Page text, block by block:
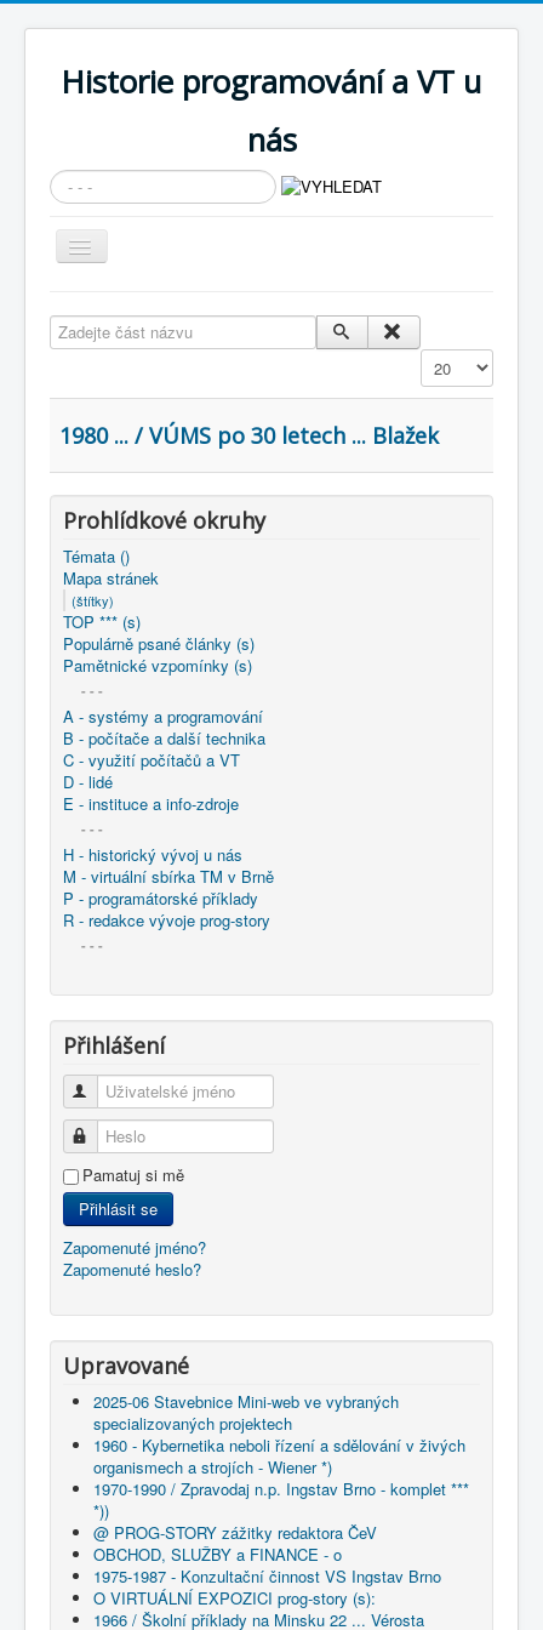
Historie programování a VT u
nás
Vyhledávání...
Přepnout
navigaci
Cíle expozice
Současnost SW a IT
KNIHOVNA
Historické počítače
COBOL
O nás
Úvod Mapa stránek
Zadejte část názvu
Zobrazit
1980 ... / VÚMS po 30 letech ... Blažek
Prohlídkové okruhy
Témata ()
Mapa stránek
(štítky)
TOP *** (s)
Populárně psané články (s)
Pamětnické vzpomínky (s)
- - -
A - systémy a programování
B - počítače a další technika
C - využití počítačů a VT
D - lidé
E - instituce a info-zdroje
- - -
H - historický vývoj u nás
M - virtuální sbírka TM v Brně
P - programátorské příklady
R - redakce vývoje prog-story
- - -
Přihlášení
Uživatelské jméno
Heslo
Pamatuj si mě
Přihlásit se
Zapomenuté jméno?
Zapomenuté heslo?
Upravované
2025-06 Stavebnice Mini-web ve vybraných
specializovaných projektech
1960 - Kybernetika neboli řízení a sdělování v živých
organismech a strojích - Wiener *)
1970-1990 / Zpravodaj n.p. Ingstav Brno - komplet ***
*))
@ PROG-STORY zážitky redaktora ČeV
OBCHOD, SLUŽBY a FINANCE - o
1975-1987 - Konzultační činnost VS Ingstav Brno
O VIRTUÁLNÍ EXPOZICI prog-story (s):
1966 / Školní příklady na Minsku 22 ... Vérosta